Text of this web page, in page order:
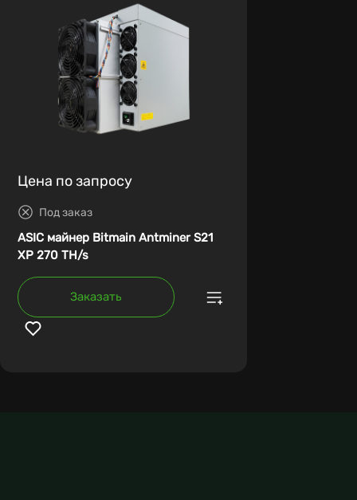
Цена по запросу
Под заказ
ASIC майнер Bitmain Antminer S21
XP 270 TH/s
Заказать